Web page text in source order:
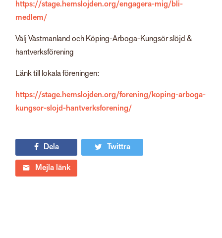
https://stage.hemslojden.org/engagera-mig/bli-
medlem/
Välj Västmanland och Köping-Arboga-Kungsör slöjd &
hantverksförening
Länk till lokala föreningen:
https://stage.hemslojden.org/forening/koping-arboga-
kungsor-slojd-hantverksforening/
Dela
Twittra
Mejla länk